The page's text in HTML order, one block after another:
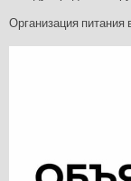
Организация питания